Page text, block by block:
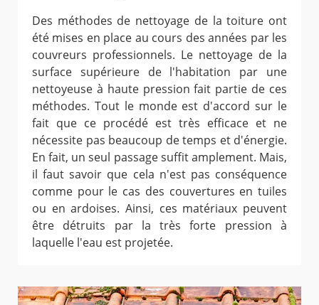
Des méthodes de nettoyage de la toiture ont
été mises en place au cours des années par les
couvreurs professionnels. Le nettoyage de la
surface supérieure de l'habitation par une
nettoyeuse à haute pression fait partie de ces
méthodes. Tout le monde est d'accord sur le
fait que ce procédé est très efficace et ne
nécessite pas beaucoup de temps et d'énergie.
En fait, un seul passage suffit amplement. Mais,
il faut savoir que cela n'est pas conséquence
comme pour le cas des couvertures en tuiles
ou en ardoises. Ainsi, ces matériaux peuvent
être détruits par la très forte pression à
laquelle l'eau est projetée.